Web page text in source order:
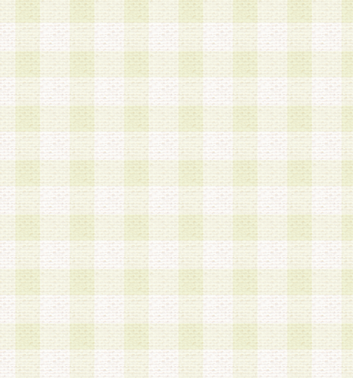
4.会員は、複数のログインＩＤおよびパスワード
いものとします。
第4条 ログインIDおよびパスワードの管理
1.会員は、会員登録後、本サイト内にて本サービ
加する際には、前条に基づき当社から付与された
スワードを使用するものとします。
2.登録の際に当社が付与したログインIDおよびパ
の使用に関しては、全て会員本人がその責任を負
3.会員は、当社から付与されたログインIDおよび
貸与、名義変更、売買その他形態を問わず第三者
ならないものとします。
4.当社は、会員によるログインIDおよびパスワー
盗用など第三者の利用に伴う損害の発生について
き事由の有無、その他原因の如何を問わず、一切
のとします。